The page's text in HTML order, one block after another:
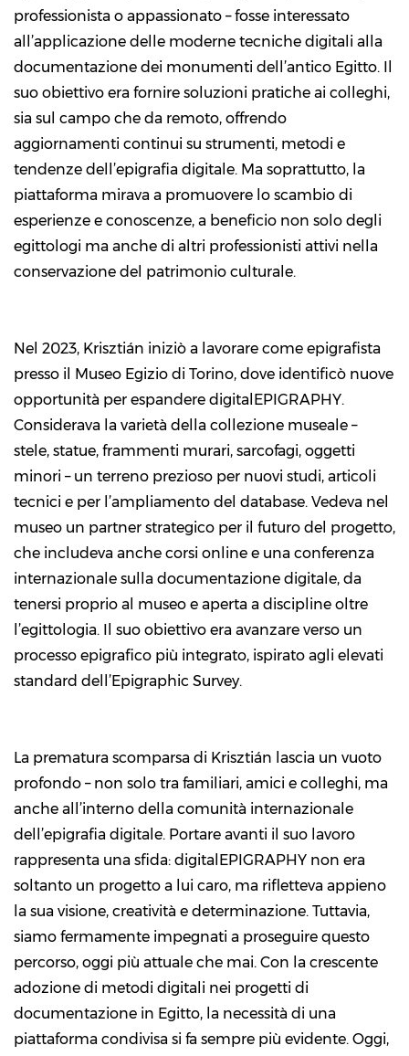
professionista o appassionato – fosse interessato
all’applicazione delle moderne tecniche digitali alla
documentazione dei monumenti dell’antico Egitto. Il
suo obiettivo era fornire soluzioni pratiche ai colleghi,
sia sul campo che da remoto, offrendo
aggiornamenti continui su strumenti, metodi e
tendenze dell’epigrafia digitale. Ma soprattutto, la
piattaforma mirava a promuovere lo scambio di
esperienze e conoscenze, a beneficio non solo degli
egittologi ma anche di altri professionisti attivi nella
conservazione del patrimonio culturale.
Nel 2023, Krisztián iniziò a lavorare come epigrafista
presso il Museo Egizio di Torino, dove identificò nuove
opportunità per espandere digitalEPIGRAPHY.
Considerava la varietà della collezione museale –
stele, statue, frammenti murari, sarcofagi, oggetti
minori – un terreno prezioso per nuovi studi, articoli
tecnici e per l’ampliamento del database. Vedeva nel
museo un partner strategico per il futuro del progetto,
che includeva anche corsi online e una conferenza
internazionale sulla documentazione digitale, da
tenersi proprio al museo e aperta a discipline oltre
l’egittologia. Il suo obiettivo era avanzare verso un
processo epigrafico più integrato, ispirato agli elevati
standard dell’Epigraphic Survey.
La prematura scomparsa di Krisztián lascia un vuoto
profondo – non solo tra familiari, amici e colleghi, ma
anche all’interno della comunità internazionale
dell’epigrafia digitale. Portare avanti il suo lavoro
rappresenta una sfida: digitalEPIGRAPHY non era
soltanto un progetto a lui caro, ma rifletteva appieno
la sua visione, creatività e determinazione. Tuttavia,
siamo fermamente impegnati a proseguire questo
percorso, oggi più attuale che mai. Con la crescente
adozione di metodi digitali nei progetti di
documentazione in Egitto, la necessità di una
piattaforma condivisa si fa sempre più evidente. Oggi,